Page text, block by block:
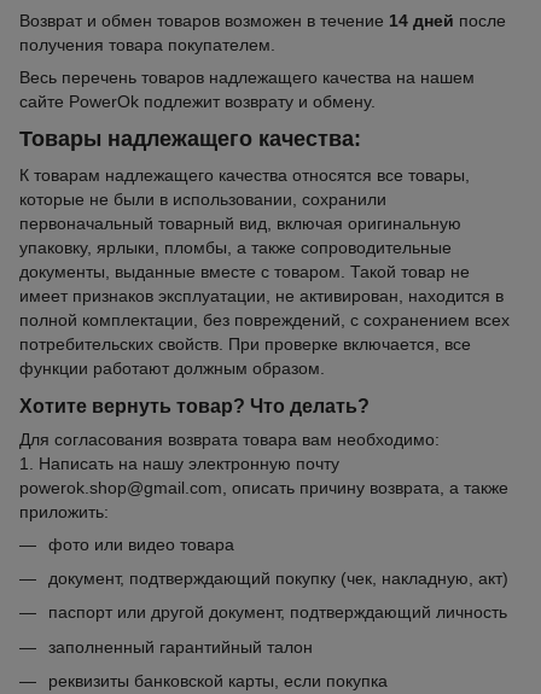
Возврат и обмен товаров возможен в течение 14 дней после
получения товара покупателем.
Весь перечень товаров надлежащего качества на нашем
сайте PowerOk подлежит возврату и обмену.
Товары надлежащего качества:
К товарам надлежащего качества относятся все товары,
которые не были в использовании, сохранили
первоначальный товарный вид, включая оригинальную
упаковку, ярлыки, пломбы, а также сопроводительные
документы, выданные вместе с товаром. Такой товар не
имеет признаков эксплуатации, не активирован, находится в
полной комплектации, без повреждений, с сохранением всех
потребительских свойств. При проверке включается, все
функции работают должным образом.
Хотите вернуть товар? Что делать?
Для согласования возврата товара вам необходимо:
1. Написать на нашу электронную почту
powerok.shop@gmail.com, описать причину возврата, а также
приложить:
фото или видео товара
документ, подтверждающий покупку (чек, накладную, акт)
паспорт или другой документ, подтверждающий личность
заполненный гарантийный талон
реквизиты банковской карты, если покупка